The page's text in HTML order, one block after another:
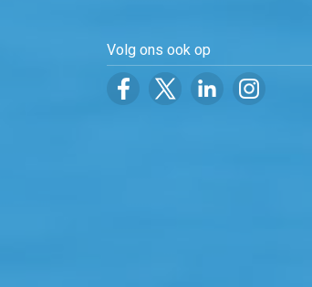
Volg ons ook op